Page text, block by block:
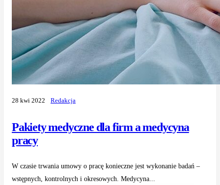
Pakiety medyczne dla firm a medycyna
pracy
28 kwi 2022 Redakcja
W czasie trwania umowy o pracę konieczne jest wykonanie badań –
wstępnych, kontrolnych i okresowych. Medycyna...